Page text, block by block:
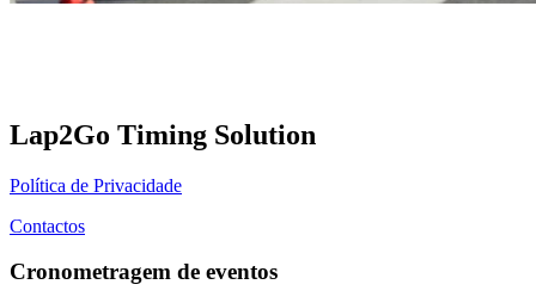
Lap2Go Timing Solution
Política de Privacidade
Contactos
Cronometragem de eventos